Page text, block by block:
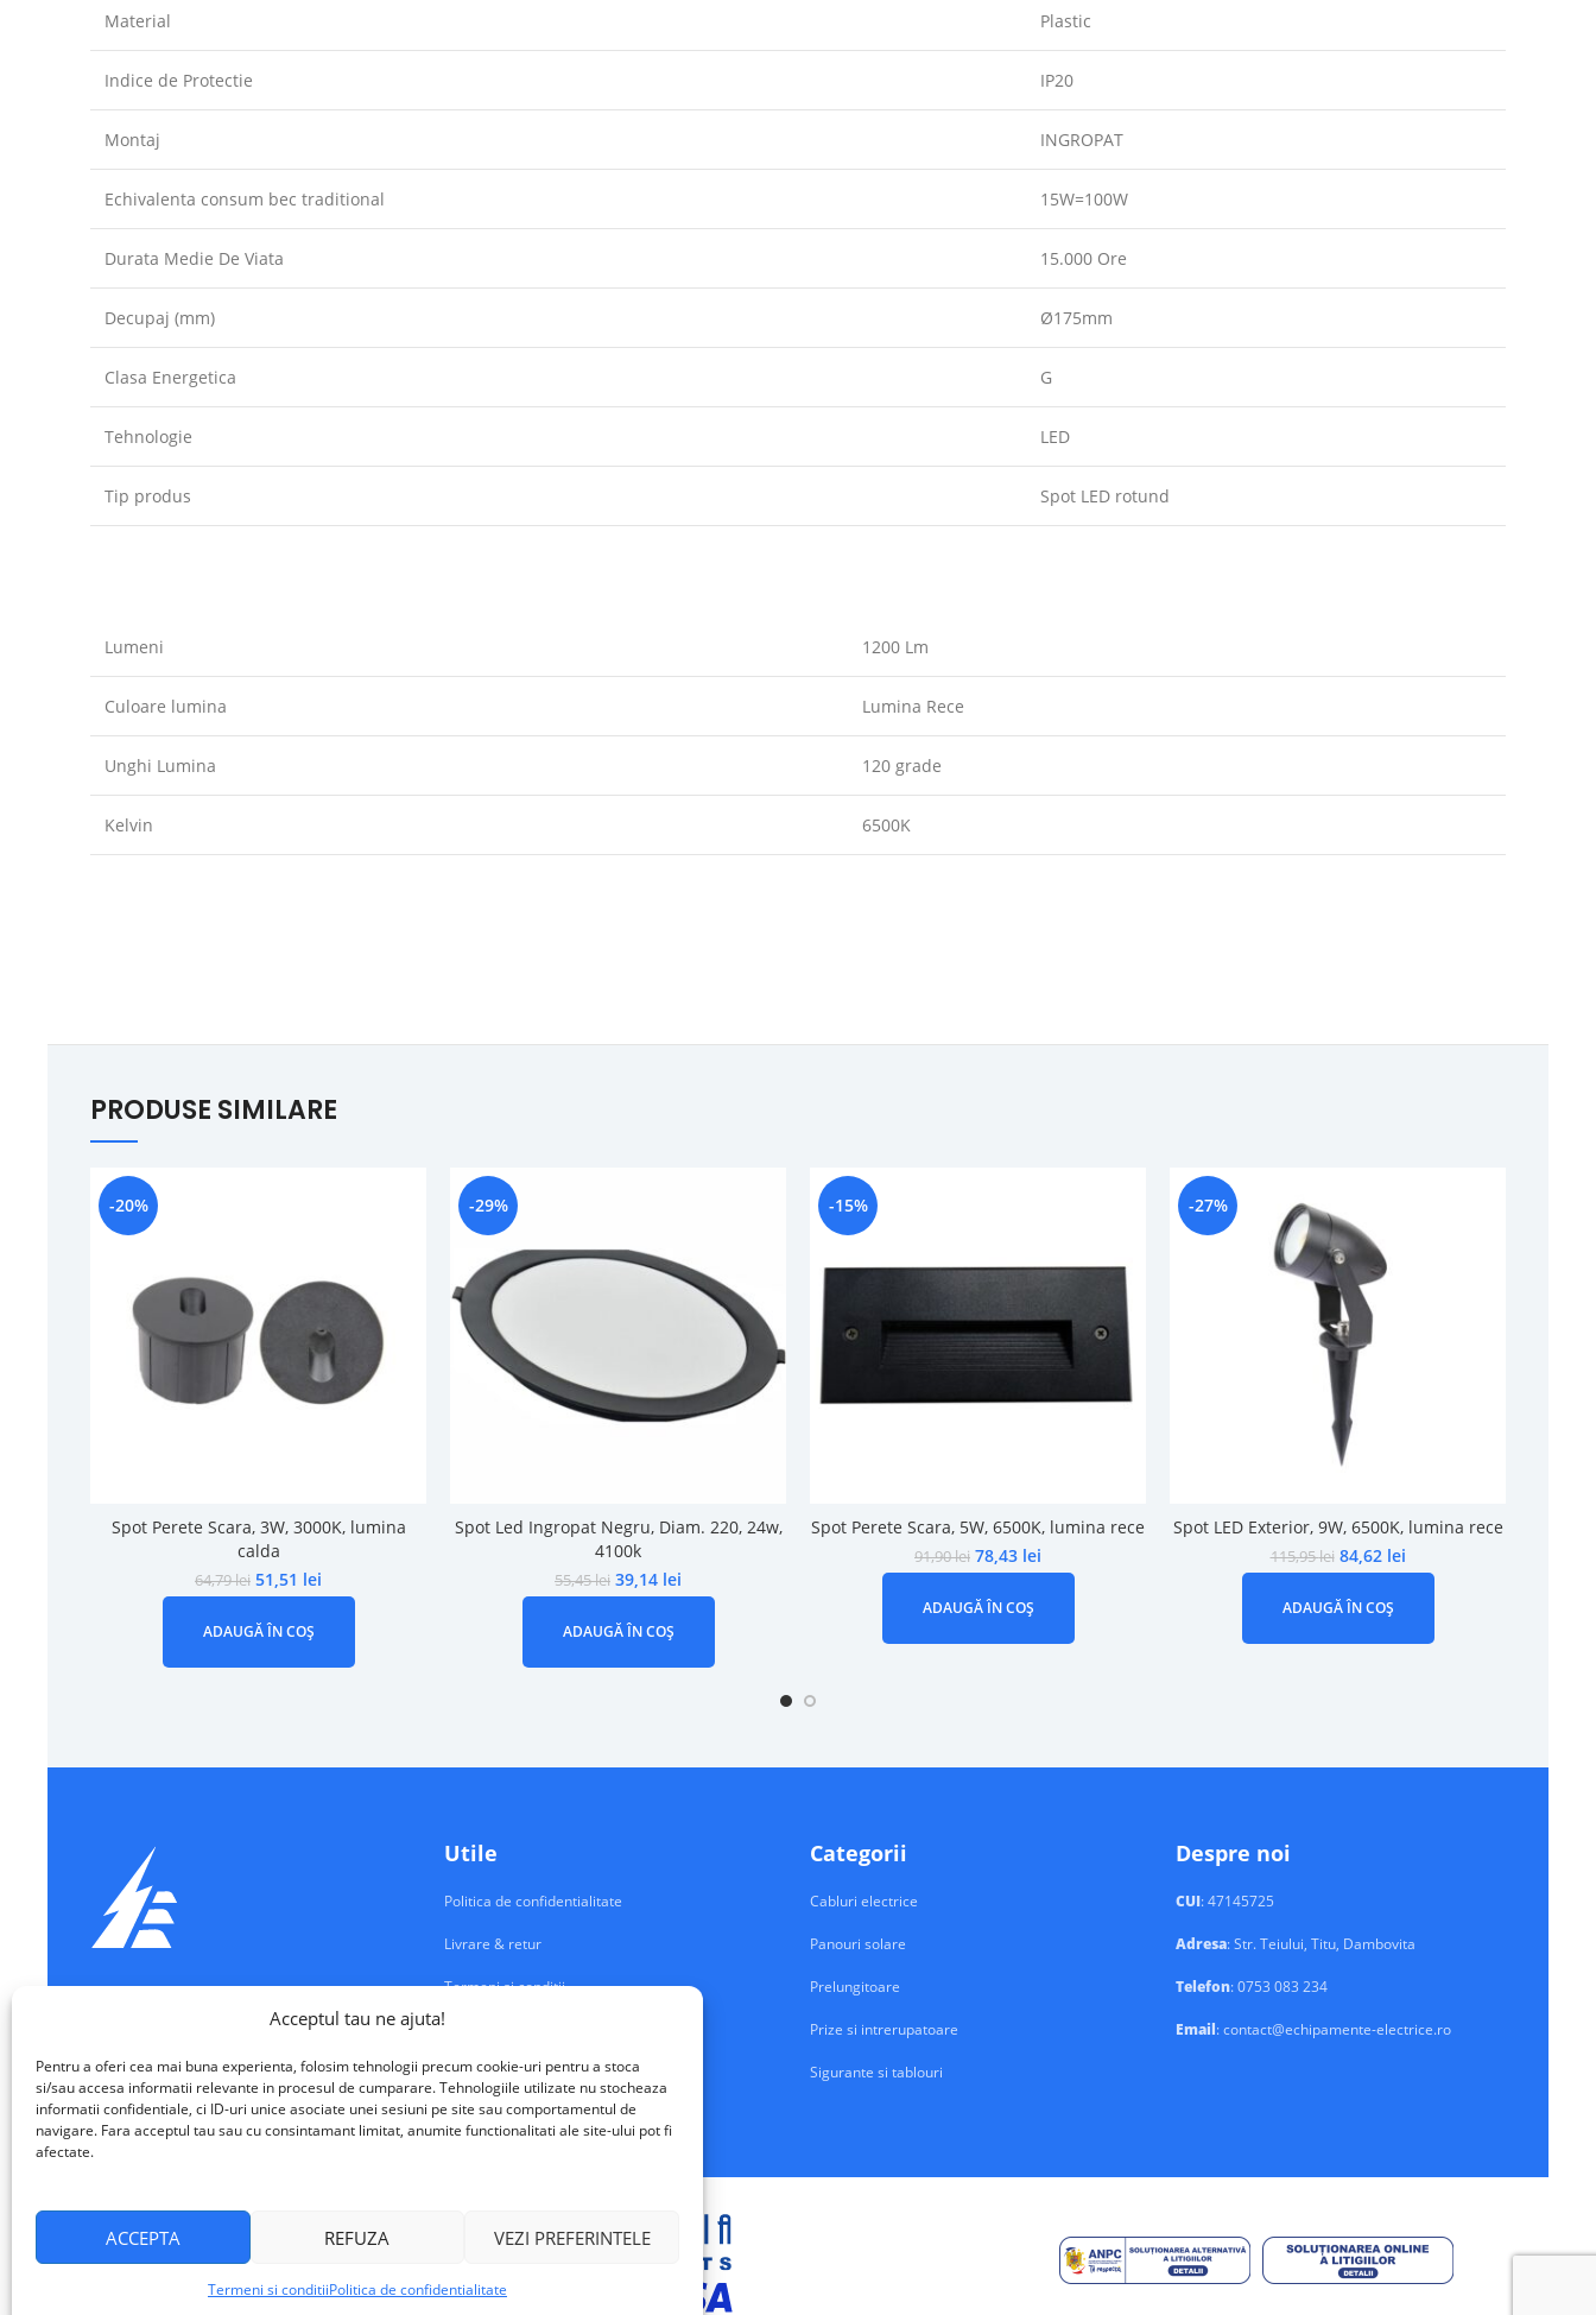
Acceptul tau ne ajuta!
Pentru a oferi cea mai buna experienta, folosim tehnologii precum cookie-uri pentru a stoca
si/sau accesa informatii relevante in procesul de cumparare. Tehnologiile utilizate nu stocheaza
informatii confidentiale, ci ID-uri unice asociate unei sesiuni pe site sau comportamentul de
navigare. Fara acceptul tau sau cu consintamant limitat, anumite functionalitati ale site-ului pot fi
afectate.
ACCEPTA REFUZA VEZI PREFERINTELE
Termeni si conditiiPolitica de confidentialitate
Material Plastic
Indice de Protectie IP20
Montaj INGROPAT
Echivalenta consum bec traditional 15W=100W
Durata Medie De Viata 15.000 Ore
Decupaj (mm) Ø175mm
Clasa Energetica G
Tehnologie LED
Tip produs Spot LED rotund
Lumeni 1200 Lm
Culoare lumina Lumina Rece
Unghi Lumina 120 grade
Kelvin 6500K
PRODUSE SIMILARE
-20%
Spot Perete Scara, 3W, 3000K, lumina
calda
64,79lei 51,51 lei
ADAUGĂ ÎN COȘ
-29%
Spot Led Ingropat Negru, Diam. 220, 24w,
4100k
55,45lei 39,14 lei
ADAUGĂ ÎN COȘ
-15%
Spot Perete Scara, 5W, 6500K, lumina rece
91,90lei 78,43 lei
ADAUGĂ ÎN COȘ
-27%
Spot LED Exterior, 9W, 6500K, lumina rece
115,95lei 84,62 lei
ADAUGĂ ÎN COȘ
Echipamente Electrice
Utile
Politica de confidentialitate
Livrare & retur
Termeni si conditii
Contul meu
Contact
Categorii
Cabluri electrice
Panouri solare
Prelungitoare
Prize si intrerupatoare
Sigurante si tablouri
Despre noi
CUI: 47145725
Adresa: Str. Teiului, Titu, Dambovita
Telefon: 0753 083 234
Email: contact@echipamente-electrice.ro
VALM Electrical Solutions © 2026